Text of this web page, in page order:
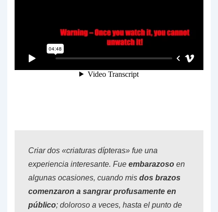
Criar dos «criaturas dípteras» fue una
experiencia interesante. Fue embarazoso en
algunas ocasiones, cuando mis dos brazos
comenzaron a sangrar profusamente en
público; doloroso a veces, hasta el punto de